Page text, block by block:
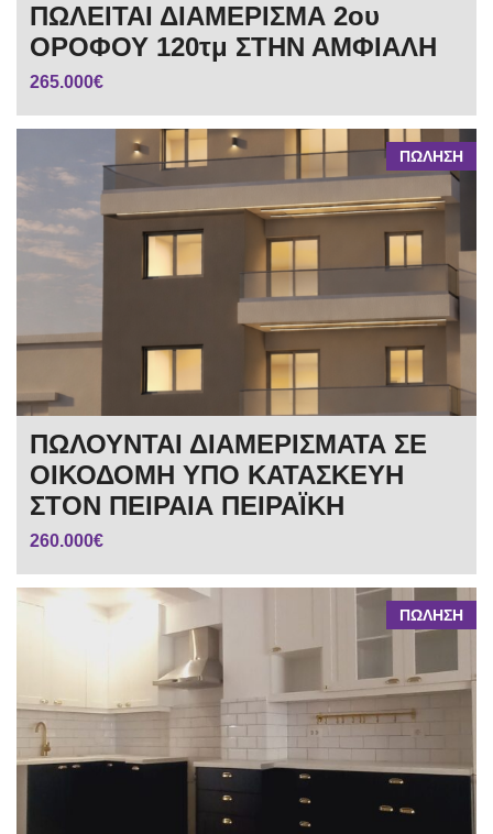
ΠΩΛΕΙΤΑΙ ΔΙΑΜΕΡΙΣΜΑ 2ου
ΟΡΟΦΟΥ 120τμ ΣΤΗΝ ΑΜΦΙΑΛΗ
265.000€
ΠΩΛΗΣΗ
ΠΩΛΟΥΝΤΑΙ ΔΙΑΜΕΡΙΣΜΑΤΑ ΣΕ
ΟΙΚΟΔΟΜΗ ΥΠΟ ΚΑΤΑΣΚΕΥΗ
ΣΤΟΝ ΠΕΙΡΑΙΑ ΠΕΙΡΑΪΚΗ
260.000€
ΠΩΛΗΣΗ